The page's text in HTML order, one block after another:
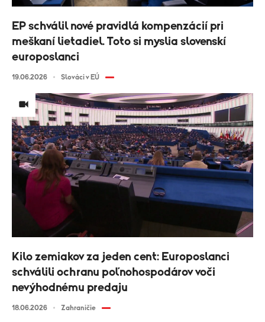
EP schválil nové pravidlá kompenzácií pri
meškaní lietadiel. Toto si myslia slovenskí
europoslanci
19.06.2026 Slováci v EÚ
Kilo zemiakov za jeden cent: Europoslanci
schválili ochranu poľnohospodárov voči
nevýhodnému predaju
18.06.2026 Zahraničie